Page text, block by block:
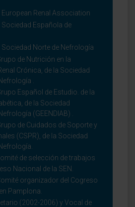
European Renal Association
Sociedad Española de
Sociedad Norte de Nefrología
de Nutrición en la
Crónica, de la Sociedad
.
Español de Estudio. de la
de la Sociedad
(GEENDIAB) .
de Cuidados de Soporte y
(CSPR), de la Sociedad
de selección de trabajos
Nacional de la SEN.
organizador del Cogreso
Pamplona.
(2002-2006) y Vocal de